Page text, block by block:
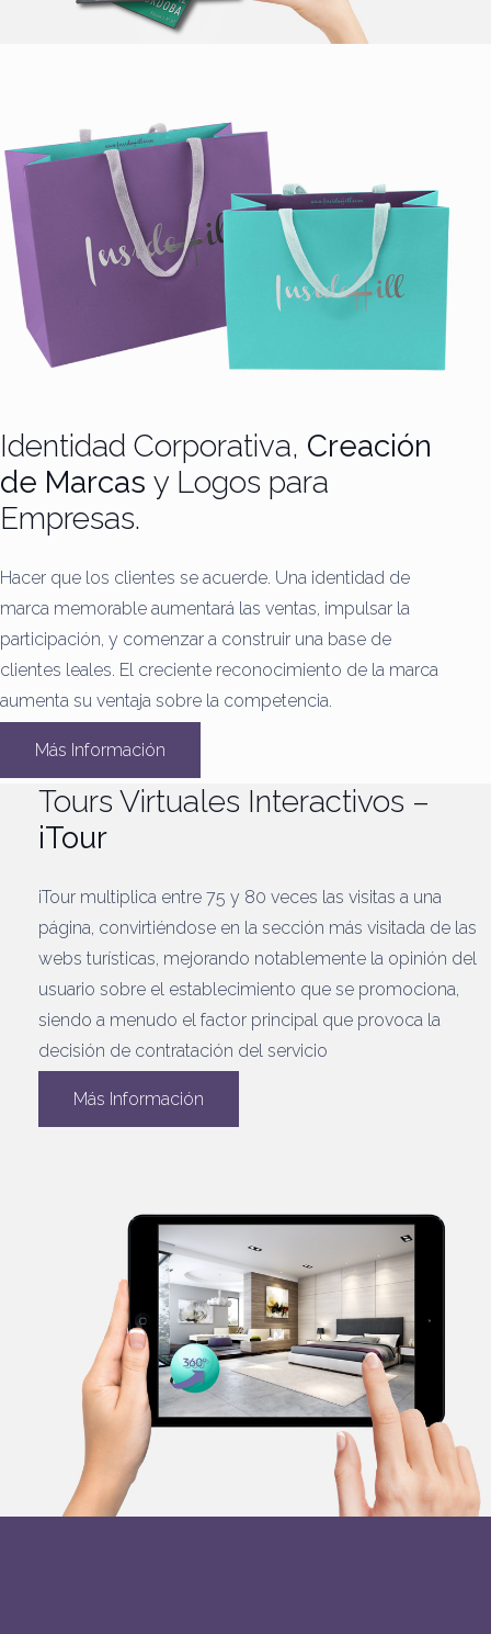
Identidad Corporativa, Creación
de Marcas y Logos para
Empresas.
Hacer que los clientes se acuerde. Una identidad de
marca memorable aumentará las ventas, impulsar la
participación, y comenzar a construir una base de
clientes leales. El creciente reconocimiento de la marca
aumenta su ventaja sobre la competencia.
Más Información
Tours Virtuales Interactivos –
iTour
iTour multiplica entre 75 y 80 veces las visitas a una
página, convirtiéndose en la sección más visitada de las
webs turísticas, mejorando notablemente la opinión del
usuario sobre el establecimiento que se promociona,
siendo a menudo el factor principal que provoca la
decisión de contratación del servicio
Más Información